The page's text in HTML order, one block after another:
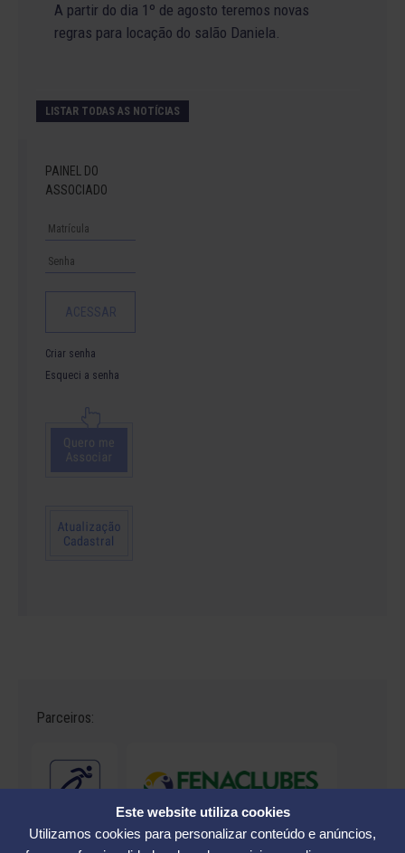
Este website utiliza cookies
Utilizamos cookies para personalizar conteúdo e anúncios,
A partir do dia 1º de agosto teremos novas
regras para locação do salão Daniela.
LISTAR TODAS AS NOTÍCIAS
PAINEL DO
ASSOCIADO
Criar senha
Esqueci a senha
Parceiros: